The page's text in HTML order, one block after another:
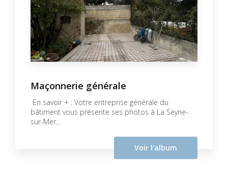
Maçonnerie générale
En savoir + : Votre entreprise générale du
bâtiment vous présente ses photos à La Seyne-
sur-Mer...
Voir l'album